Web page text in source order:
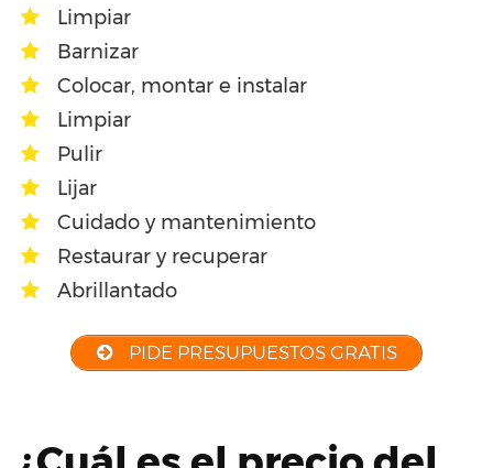
Limpiar
Barnizar
Colocar, montar e instalar
Limpiar
Pulir
Lijar
Cuidado y mantenimiento
Restaurar y recuperar
Abrillantado
PIDE PRESUPUESTOS GRATIS